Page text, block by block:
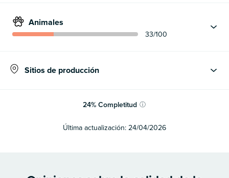
Animales
33/100
Sitios de producción
24% Completitud ⓘ
Última actualización: 24/04/2026